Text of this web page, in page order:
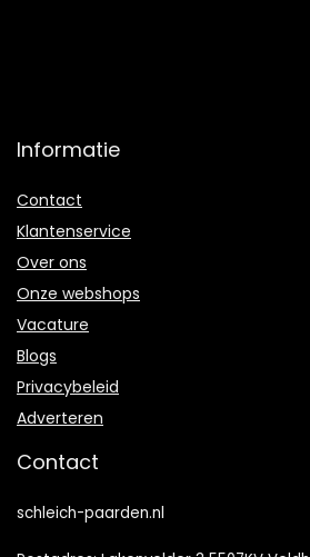
Informatie
Contact
Klantenservice
Over ons
Onze webshops
Vacature
Blogs
Privacybeleid
Adverteren
Contact
schleich-paarden.nl